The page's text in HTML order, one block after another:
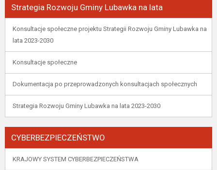
Strategia Rozwoju Gminy Lubawka na lata
Konsultacje społeczne projektu Strategii Rozwoju Gminy Lubawka na
lata 2023-2030
Konsultacje społeczne
Dokumentacja po przeprowadzonych konsultacjach społecznych
Strategia Rozwoju Gminy Lubawka na lata 2023-2030
CYBERBEZPIECZEŃSTWO
KRAJOWY SYSTEM CYBERBEZPIECZEŃSTWA